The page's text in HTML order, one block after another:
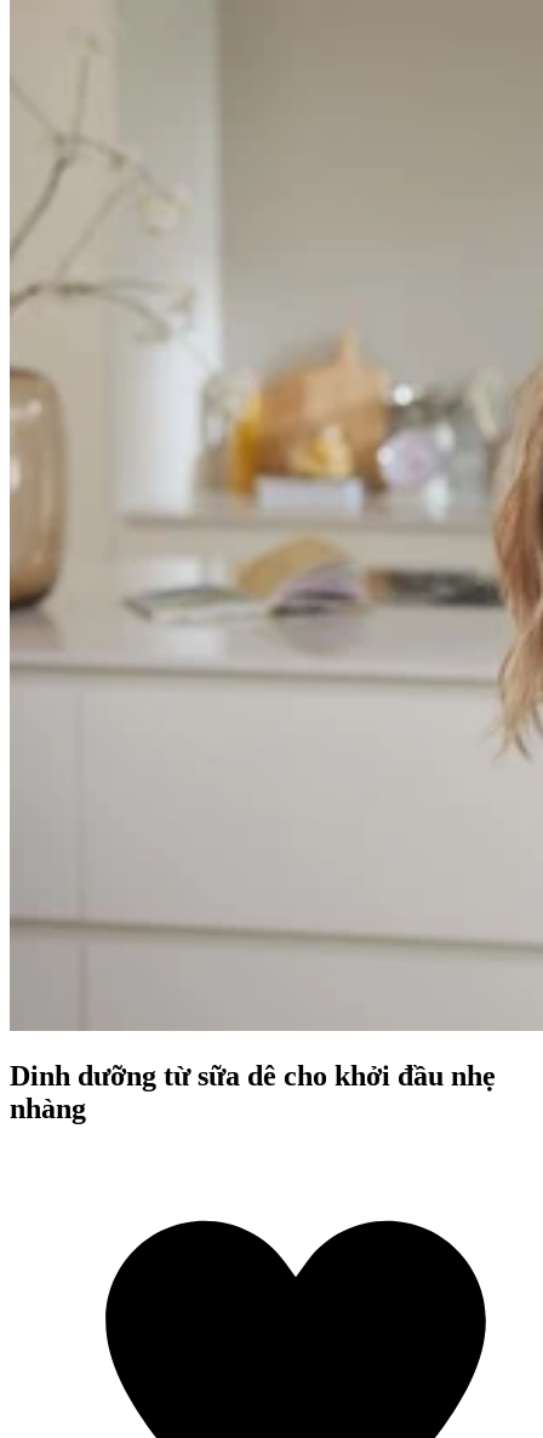
Dinh dưỡng từ sữa dê cho khởi đầu nhẹ
nhàng